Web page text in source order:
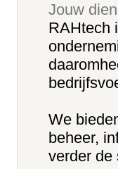
Jouw
RAHtech
We
beheer,
verder de